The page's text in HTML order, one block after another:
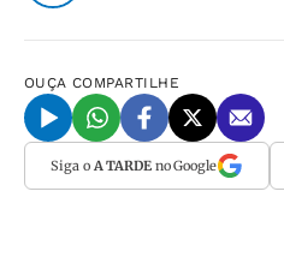
OUÇA COMPARTILHE
Siga o A TARDEno Google